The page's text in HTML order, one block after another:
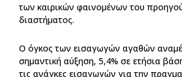
των καιρικών φαινομένων του
διαστήματος.
Ο όγκος των εισαγωγών αγαθών
σημαντική αύξηση, 5,4% σε ετήσια
τις ανάγκες εισαγωγών για την